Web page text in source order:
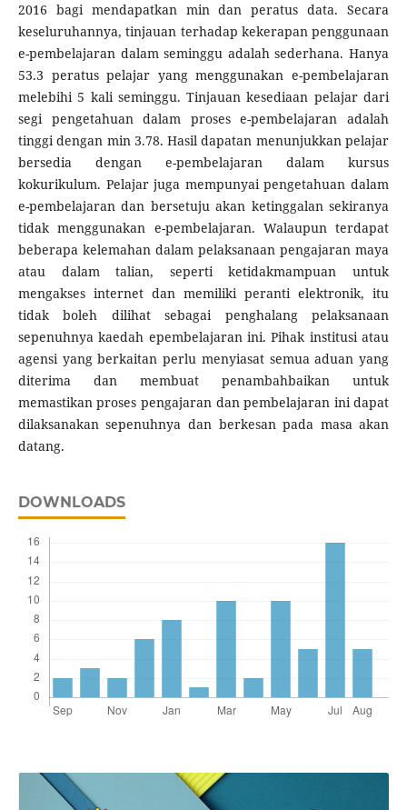
2016 bagi mendapatkan min dan peratus data. Secara
keseluruhannya, tinjauan terhadap kekerapan penggunaan
e-pembelajaran dalam seminggu adalah sederhana. Hanya
53.3 peratus pelajar yang menggunakan e-pembelajaran
melebihi 5 kali seminggu. Tinjauan kesediaan pelajar dari
segi pengetahuan dalam proses e-pembelajaran adalah
tinggi dengan min 3.78. Hasil dapatan menunjukkan pelajar
bersedia dengan e-pembelajaran dalam kursus
kokurikulum. Pelajar juga mempunyai pengetahuan dalam
e-pembelajaran dan bersetuju akan ketinggalan sekiranya
tidak menggunakan e-pembelajaran. Walaupun terdapat
beberapa kelemahan dalam pelaksanaan pengajaran maya
atau dalam talian, seperti ketidakmampuan untuk
mengakses internet dan memiliki peranti elektronik, itu
tidak boleh dilihat sebagai penghalang pelaksanaan
sepenuhnya kaedah epembelajaran ini. Pihak institusi atau
agensi yang berkaitan perlu menyiasat semua aduan yang
diterima dan membuat penambahbaikan untuk
memastikan proses pengajaran dan pembelajaran ini dapat
dilaksanakan sepenuhnya dan berkesan pada masa akan
datang.
DOWNLOADS